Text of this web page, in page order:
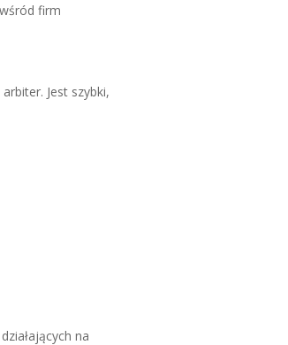
firm
Jest szybki,
na